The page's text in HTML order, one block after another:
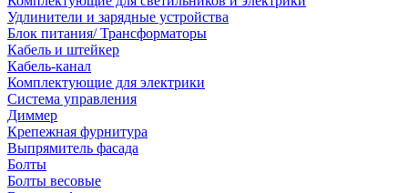
Удлинители и зарядные устройства
Блок питания/ Трансформаторы
Кабель и штейкер
Кабель-канал
Комплектующие для электрики
Система управления
Диммер
Крепежная фурнитура
Выпрямитель фасада
Болты
Болты весовые